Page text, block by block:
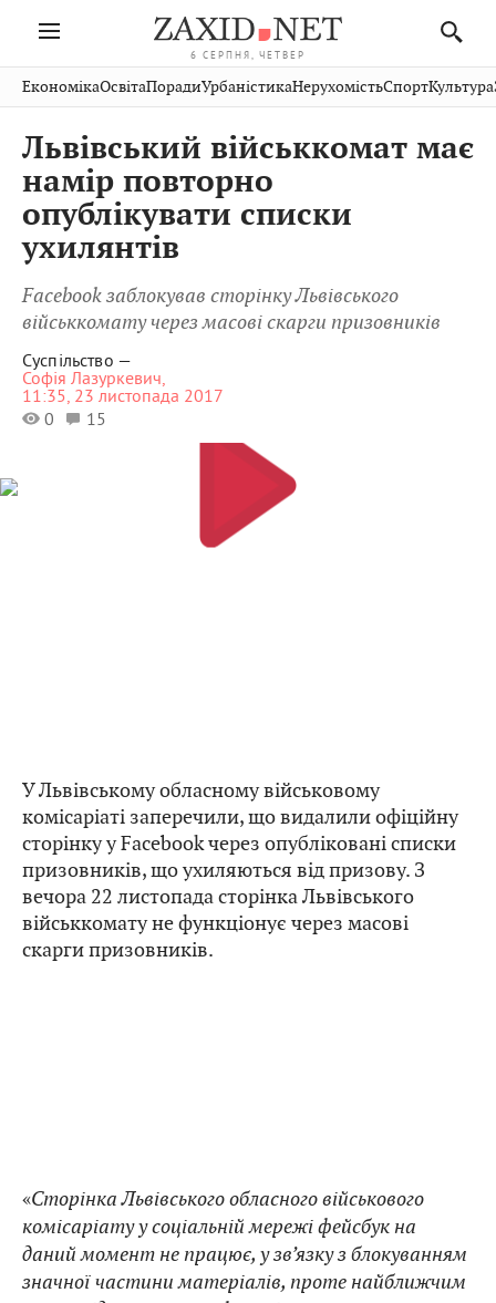
6 СЕРПНЯ, ЧЕТВЕР
Івано-
Франківськ
Тернопіль
Волинь
Закарпаття
Рівне
Шептицький
Стрий
Хмельницький
Публікації
Авто СловкоКультура
Кіно Дім СпортКраєзнавство
ЕкономікаОсвітаПорадиУрбаністикаНерухомістьСпортКультура
Львівський військкомат має
намір повторно
опублікувати списки
ухилянтів
Facebook заблокував сторінку Львівського
військкомату через масові скарги призовників
Суспільство —
Софія Лазуркевич,
11:35, 23 листопада 2017
0
15
У Львівському обласному військовому
комісаріаті заперечили, що видалили офіційну
сторінку у Facebook через опубліковані списки
призовників, що ухиляються від призову. З
вечора 22 листопада сторінка Львівського
військкомату не функціонує через масові
скарги призовників.
«Сторінка Львівського обласного військового
комісаріату у соціальній мережі фейсбук на
даний момент не працює, у зв’язку з блокуванням
значної частини матеріалів, проте найближчим